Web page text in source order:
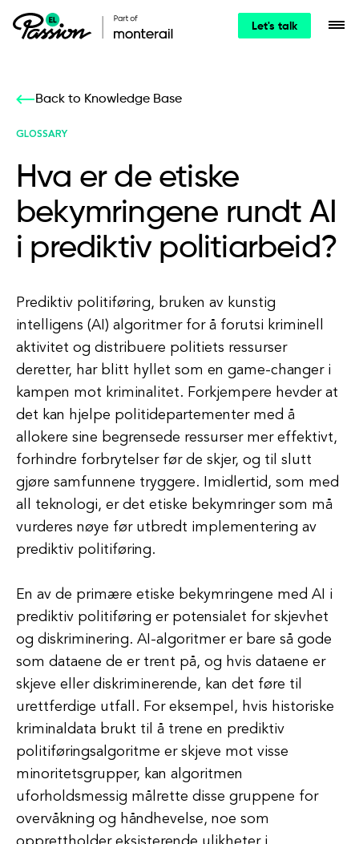
Let's talk
Back to Knowledge Base
GLOSSARY
Hva er de etiske
bekymringene rundt AI
i prediktiv politiarbeid?
Prediktiv politiføring, bruken av kunstig
intelligens (AI) algoritmer for å forutsi kriminell
aktivitet og distribuere politiets ressurser
deretter, har blitt hyllet som en game-changer i
kampen mot kriminalitet. Forkjempere hevder at
det kan hjelpe politidepartementer med å
allokere sine begrensede ressurser mer effektivt,
forhindre forbrytelser før de skjer, og til slutt
gjøre samfunnene tryggere. Imidlertid, som med
all teknologi, er det etiske bekymringer som må
vurderes nøye før utbredt implementering av
prediktiv politiføring.
En av de primære etiske bekymringene med AI i
prediktiv politiføring er potensialet for skjevhet
og diskriminering. AI-algoritmer er bare så gode
som dataene de er trent på, og hvis dataene er
skjeve eller diskriminerende, kan det føre til
urettferdige utfall. For eksempel, hvis historiske
kriminaldata brukt til å trene en prediktiv
politiføringsalgoritme er skjeve mot visse
minoritetsgrupper, kan algoritmen
uforholdsmessig målrette disse gruppene for
overvåkning og håndhevelse, noe som